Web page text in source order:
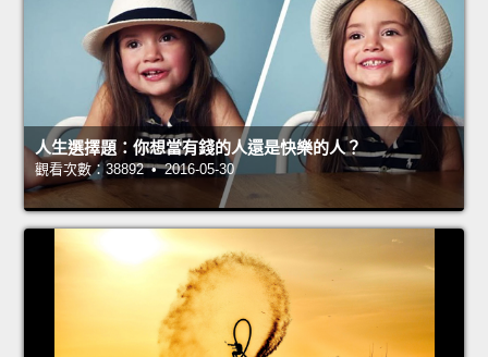
人生選擇題：你想當有錢的人還是快樂的人？
觀看次數：38892 • 2016-05-30